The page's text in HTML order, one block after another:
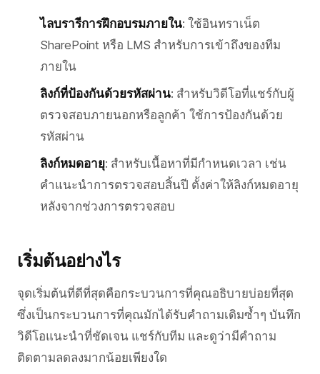
ไลบรารีการฝึกอบรมภายใน: ใช้อินทราเน็ต
SharePoint หรือ LMS สำหรับการเข้าถึงของทีม
ภายใน
ลิงก์ที่ป้องกันด้วยรหัสผ่าน: สำหรับวิดีโอที่แชร์กับผู้
ตรวจสอบภายนอกหรือลูกค้า ใช้การป้องกันด้วย
รหัสผ่าน
ลิงก์หมดอายุ: สำหรับเนื้อหาที่มีกำหนดเวลา เช่น
คำแนะนำการตรวจสอบสิ้นปี ตั้งค่าให้ลิงก์หมดอายุ
หลังจากช่วงการตรวจสอบ
เริ่มต้นอย่างไร
จุดเริ่มต้นที่ดีที่สุดคือกระบวนการที่คุณอธิบายบ่อยที่สุด
ซึ่งเป็นกระบวนการที่คุณมักได้รับคำถามเดิมซ้ำๆ บันทึก
วิดีโอแนะนำที่ชัดเจน แชร์กับทีม และดูว่ามีคำถาม
ติดตามลดลงมากน้อยเพียงใด